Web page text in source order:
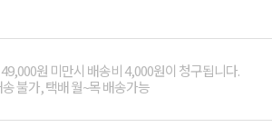
원 미만시 배송비 4,000원이 청구됩니다.
불가, 택배 월~목 배송가능